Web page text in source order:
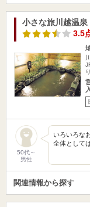
小さな旅川越温泉
3.5
50代～
男性
いろいろな
全体として
関連情報から探す